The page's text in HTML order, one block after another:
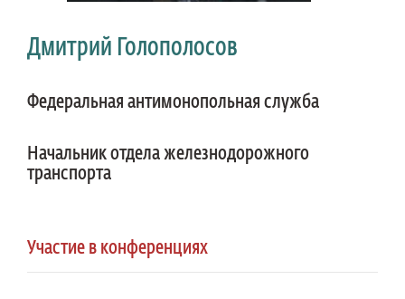
Дмитрий Голополосов
Федеральная антимонопольная служба
Начальник отдела железнодорожного
транспорта
Участие в конференциях